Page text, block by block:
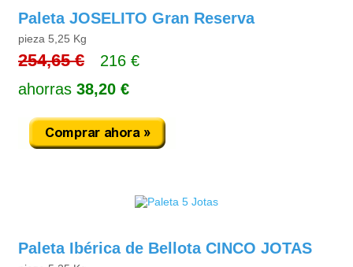
Paleta JOSELITO Gran Reserva
pieza 5,25 Kg
254,65 €
216 €
ahorras 38,20 €
Paleta Ibérica de Bellota CINCO JOTAS